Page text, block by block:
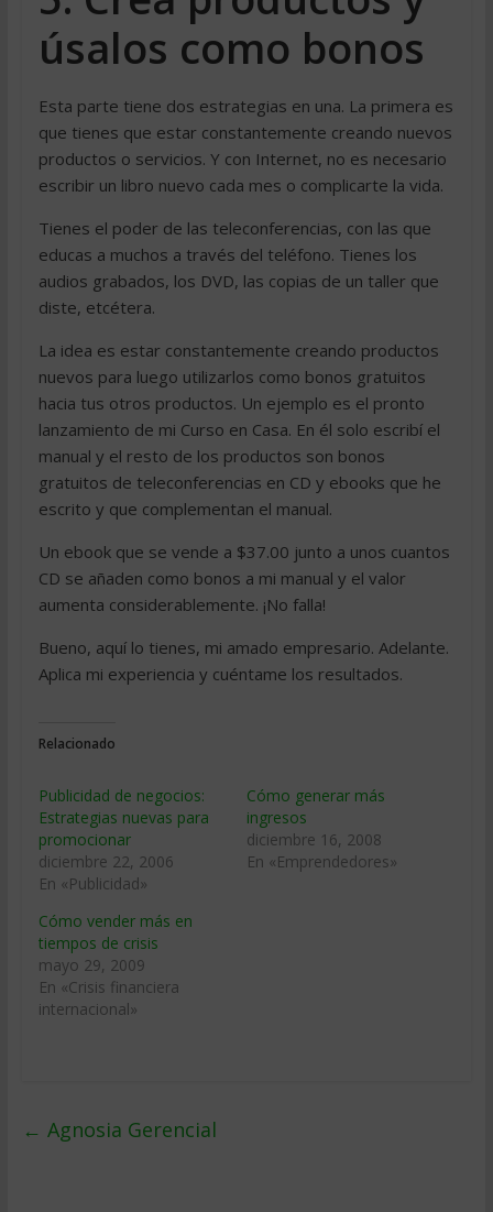
úsalos como bonos
Esta parte tiene dos estrategias en una. La primera es
que tienes que estar constantemente creando nuevos
productos o servicios. Y con Internet, no es necesario
escribir un libro nuevo cada mes o complicarte la vida.
Tienes el poder de las teleconferencias, con las que
educas a muchos a través del teléfono. Tienes los
audios grabados, los DVD, las copias de un taller que
diste, etcétera.
La idea es estar constantemente creando productos
nuevos para luego utilizarlos como bonos gratuitos
hacia tus otros productos. Un ejemplo es el pronto
lanzamiento de mi Curso en Casa. En él solo escribí el
manual y el resto de los productos son bonos
gratuitos de teleconferencias en CD y ebooks que he
escrito y que complementan el manual.
Un ebook que se vende a $37.00 junto a unos cuantos
CD se añaden como bonos a mi manual y el valor
aumenta considerablemente. ¡No falla!
Bueno, aquí lo tienes, mi amado empresario. Adelante.
Aplica mi experiencia y cuéntame los resultados.
Relacionado
Publicidad de negocios:
Estrategias nuevas para
promocionar
diciembre 22, 2006
En «Publicidad»
Cómo generar más
ingresos
diciembre 16, 2008
En «Emprendedores»
Cómo vender más en
tiempos de crisis
mayo 29, 2009
En «Crisis financiera
internacional»
← Agnosia Gerencial